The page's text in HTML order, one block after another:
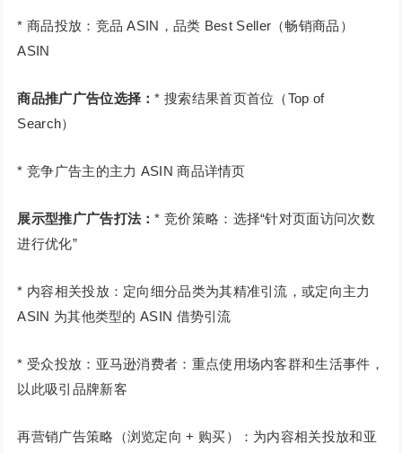
* 商品投放：竞品 ASIN，品类 Best Seller（畅销商品）
ASIN
商品推广广告位选择：* 搜索结果首页首位（Top of
Search）
* 竞争广告主的主力 ASIN 商品详情页
展示型推广广告打法：* 竞价策略：选择“针对页面访问次数
进行优化”
* 内容相关投放：定向细分品类为其精准引流，或定向主力
ASIN 为其他类型的 ASIN 借势引流
* 受众投放：亚马逊消费者：重点使用场内客群和生活事件，
以此吸引品牌新客
再营销广告策略（浏览定向 + 购买）：为内容相关投放和亚